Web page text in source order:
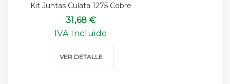
Kit Juntas Culata 1275 Cobre
31,68 €
IVA Incluido
VER DETALLE